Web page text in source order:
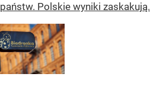
państw. Polskie wyniki zaskakują.